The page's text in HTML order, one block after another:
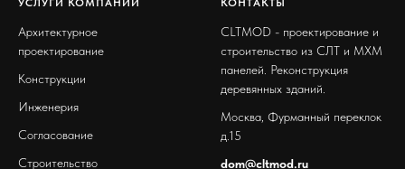
УСЛУГИ КОМПАНИИ
Архитектурное
проектирование
Конструкции
Инженерия
Согласование
Строительство
КОНТАКТЫ
CLTMOD - проектирование и
строительство из CЛТ и МХМ
панелей. Реконструкция
деревянных зданий.
Москва, Фурманный переклок
д.15
dom@cltmod.ru